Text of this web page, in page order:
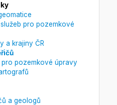
pro pozemkové
a krajiny ČR
pozemkové úpravy
a geologů